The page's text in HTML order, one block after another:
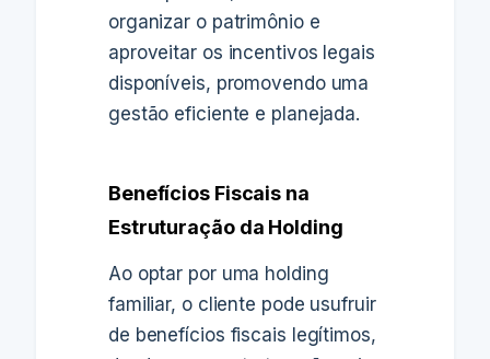
organizar o patrimônio e
aproveitar os incentivos legais
disponíveis, promovendo uma
gestão eficiente e planejada.
Benefícios Fiscais na
Estruturação da Holding
Ao optar por uma holding
familiar, o cliente pode usufruir
de benefícios fiscais legítimos,